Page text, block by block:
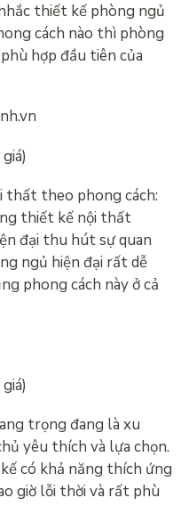
thiết kế phòng ngủ
cách nào thì phòng
hợp đầu tiên của
thất theo phong cách:
thiết kế nội thất
đại thu hút sự quan
ngủ hiện đại rất dễ
phong cách này ở cả
trọng đang là xu
yêu thích và lựa chọn.
có khả năng thích ứng
giờ lỗi thời và rất phù